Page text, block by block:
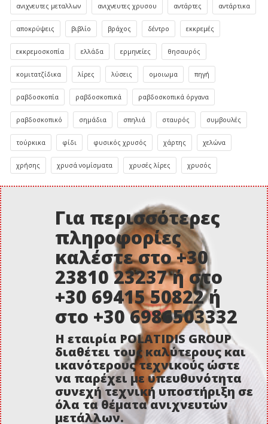
ανιχνευτες μεταλλων ανιχνευτες χρυσου αντάρτες αντάρτικα
αποκρύψεις βιβλίο βράχος δέντρο εκκρεμές
εκκρεμοσκοπία ελλάδα ερμηνείες θησαυρός
κομιτατζίδικα λίρες λύσεις ομοιωμα πηγή
ραβδοσκοπία ραβδοσκοπικά ραβδοσκοπικά όργανα
ραβδοσκοπικό σημάδια σπηλιά σταυρός συμβουλές
τούρκικα φίδι φυσικός χρυσός χάρτης χελώνα
χρήσης χρυσά νομίσματα χρυσές λίρες χρυσός
Για περισσότερες
πληροφορίες
καλέστε στο +30
23810 23237 ή στο
+30 69415 50822 ή
στο +30 6986503332
Η εταιρία POLATIDIS GROUP
διαθέτει τους καλύτερους και
ικανότερους τεχνικούς ώστε
να παρέχει με υπευθυνότητα
συνεχή τεχνική υποστήριξη σε
όλα τα θέματα ανιχνευτών
μετάλλων.